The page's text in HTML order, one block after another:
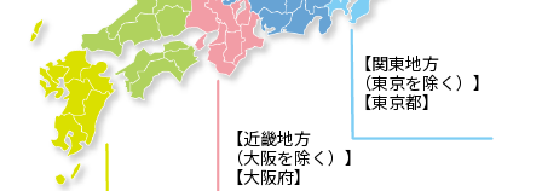
【関東地方
（東京を除く）】
【東京都】
【近畿地方
（大阪を除く）】
【大阪府】